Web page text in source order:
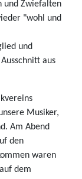
und Zwiefalten
"wohl und
und
aus
Musiker,
Am Abend
den
waren
dem